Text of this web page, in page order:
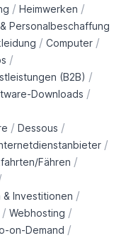
/ Heimwerken /
Personalbeschaffung
/ Computer /
/
(B2B) /
Downloads /
/ Dessous /
/
Fähren /
& Investitionen /
/ Webhosting /
on-Demand /